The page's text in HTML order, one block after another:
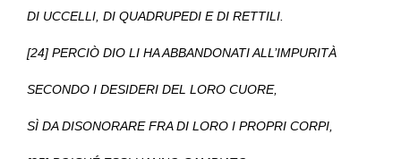
DI UCCELLI, DI QUADRUPEDI E DI RETTILI.
[24] PERCIÒ DIO LI HA ABBANDONATI ALL’IMPURITÀ
SECONDO I DESIDERI DEL LORO CUORE,
SÌ DA DISONORARE FRA DI LORO I PROPRI CORPI,